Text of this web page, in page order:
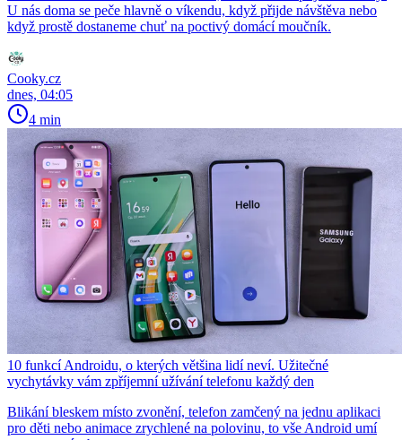
U nás doma se peče hlavně o víkendu, když přijde návštěva nebo
když prostě dostaneme chuť na poctivý domácí moučník.
Cooky.cz
dnes, 04:05
4 min
10 funkcí Androidu, o kterých většina lidí neví. Užitečné
vychytávky vám zpříjemní užívání telefonu každý den
Blikání bleskem místo zvonění, telefon zamčený na jednu aplikaci
pro děti nebo animace zrychlené na polovinu, to vše Android umí